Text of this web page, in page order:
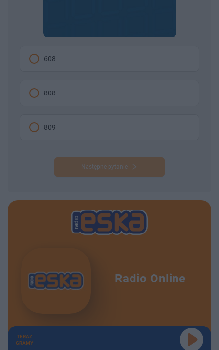
608
808
809
Następne pytanie
Radio Online
TERAZ
GRAMY